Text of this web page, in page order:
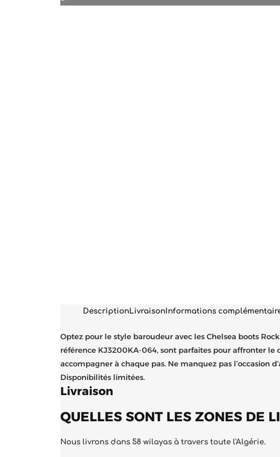
DescriptionLivraisonInformations
Optez pour le style baroudeur avec les Chelsea boots
référence KJ3200KA-064, sont parfaites pour affronter le
accompagner à chaque pas. Ne manquez pas l’occasion
Disponibilités limitées.
Livraison
QUELLES SONT LES ZONES DE
Nous livrons dans 58 wilayas à travers toute l'Algérie.